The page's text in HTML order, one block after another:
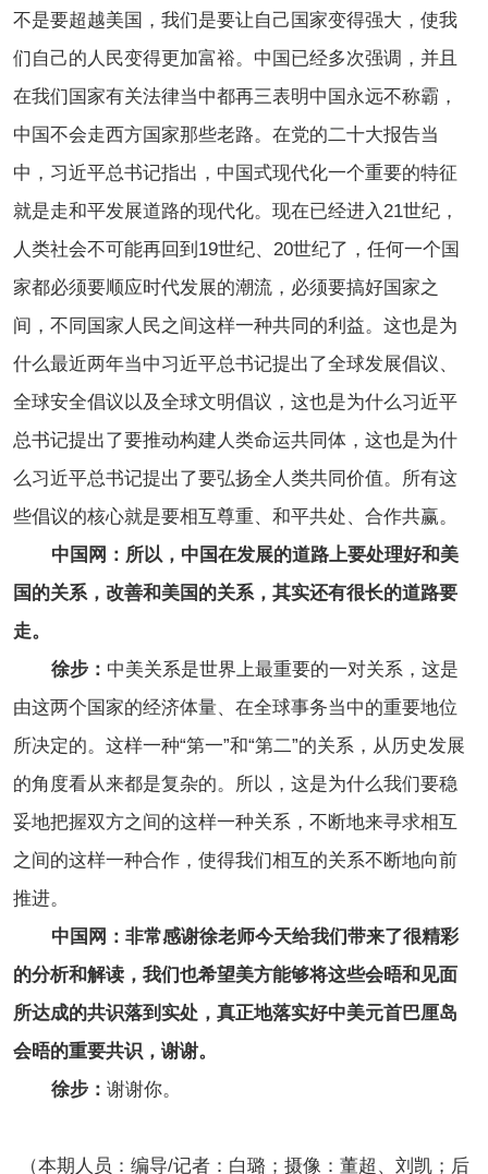
不是要超越美国，我们是要让自己国家变得强大，使我
们自己的人民变得更加富裕。中国已经多次强调，并且
在我们国家有关法律当中都再三表明中国永远不称霸，
中国不会走西方国家那些老路。在党的二十大报告当
中，习近平总书记指出，中国式现代化一个重要的特征
就是走和平发展道路的现代化。现在已经进入21世纪，
人类社会不可能再回到19世纪、20世纪了，任何一个国
家都必须要顺应时代发展的潮流，必须要搞好国家之
间，不同国家人民之间这样一种共同的利益。这也是为
什么最近两年当中习近平总书记提出了全球发展倡议、
全球安全倡议以及全球文明倡议，这也是为什么习近平
总书记提出了要推动构建人类命运共同体，这也是为什
么习近平总书记提出了要弘扬全人类共同价值。所有这
些倡议的核心就是要相互尊重、和平共处、合作共赢。
中国网：所以，中国在发展的道路上要处理好和美
国的关系，改善和美国的关系，其实还有很长的道路要
走。
徐步： 中美关系是世界上最重要的一对关系，这是
由这两个国家的经济体量、在全球事务当中的重要地位
所决定的。这样一种“第一”和“第二”的关系，从历史发展
的角度看从来都是复杂的。所以，这是为什么我们要稳
妥地把握双方之间的这样一种关系，不断地来寻求相互
之间的这样一种合作，使得我们相互的关系不断地向前
推进。
中国网：非常感谢徐老师今天给我们带来了很精彩
的分析和解读，我们也希望美方能够将这些会晤和见面
所达成的共识落到实处，真正地落实好中美元首巴厘岛
会晤的重要共识，谢谢。
徐步： 谢谢你。
（本期人员：编导/记者：白璐；摄像：董超、刘凯；后